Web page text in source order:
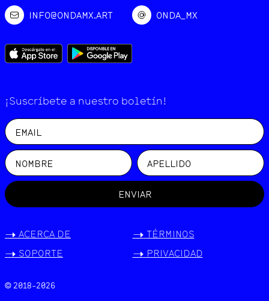
INFO@ONDAMX.ART ONDA_MX
¡Suscríbete a nuestro boletín!
ENVIAR
-> ACERCA DE
-> SOPORTE
-> TÉRMINOS
-> PRIVACIDAD
© 2018-2026